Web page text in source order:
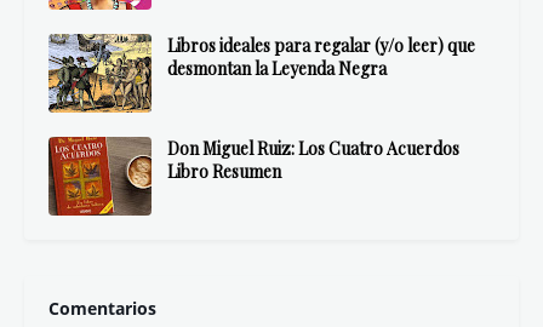
Libros ideales para regalar (y/o leer) que
desmontan la Leyenda Negra
Don Miguel Ruiz: Los Cuatro Acuerdos
Libro Resumen
Comentarios